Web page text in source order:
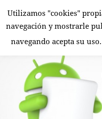
El Rincón
Utilizamos "cookies"
navegación y mostrarle
navegando acepta su uso.